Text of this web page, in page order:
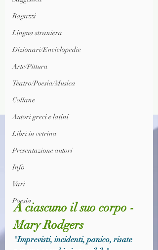
Ragazzi
Lingua straniera
Dizionari/Enciclopedie
Arte/Pittura
Teatro/Poesia/Musica
Collane
Autori greci e latini
Libri in vetrina
Presentazione autori
Info
Vari
Poesia
A ciascuno il suo corpo -
Mary Rodgers
"Imprevisti, incidenti, panico, risate